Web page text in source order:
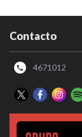
Contacto
4671012